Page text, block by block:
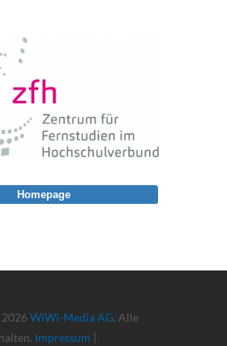
WiWi-Media AG. Alle
Impressum |
Homepage